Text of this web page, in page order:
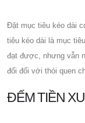
Đặt mục tiêu kéo dài
tiêu kéo dài là mục
đạt được, nhưng vẫn
đổi đối với thói quen
ĐẾM TIỀN